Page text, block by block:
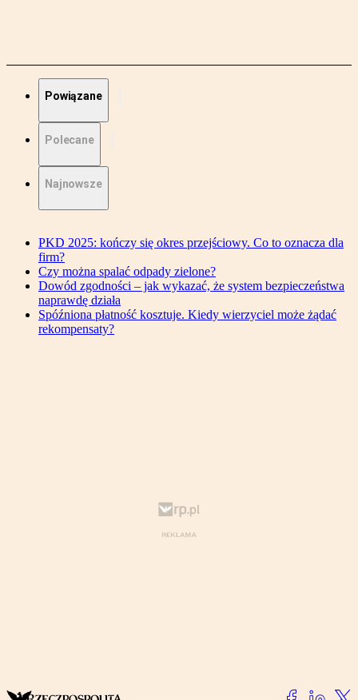
Powiązane
Polecane
Najnowsze
PKD 2025: kończy się okres przejściowy. Co to oznacza dla
firm?
Czy można spalać odpady zielone?
Dowód zgodności – jak wykazać, że system bezpieczeństwa
naprawdę działa
Spóźniona płatność kosztuje. Kiedy wierzyciel może żądać
rekompensaty?